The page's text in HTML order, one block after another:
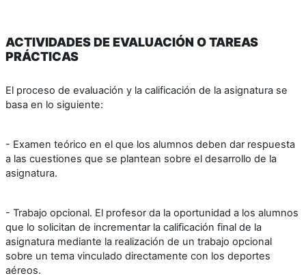
ACTIVIDADES DE EVALUACIÓN O TAREAS
PRÁCTICAS
El proceso de evaluación y la calificación de la asignatura se
basa en lo siguiente:
- Examen teórico en el que los alumnos deben dar respuesta
a las cuestiones que se plantean sobre el desarrollo de la
asignatura.
- Trabajo opcional. El profesor da la oportunidad a los alumnos
que lo solicitan de incrementar la calificación final de la
asignatura mediante la realización de un trabajo opcional
sobre un tema vinculado directamente con los deportes
aéreos.